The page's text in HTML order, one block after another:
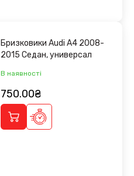
Бризковики Audi A4 2008-
2015 Седан, универсал
В наявності
750.00₴